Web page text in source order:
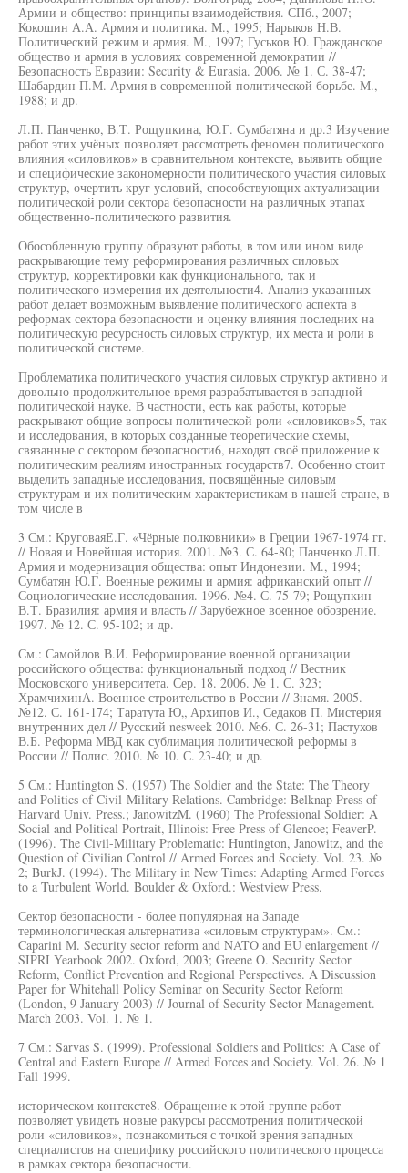
Армии и общество: принципы взаимодействия. СПб., 2007;
Кокошин А.А. Армия и политика. М., 1995; Нарыков Н.В.
Политический режим и армия. М., 1997; Гуськов Ю. Гражданское
общество и армия в условиях современной демократии //
Безопасность Евразии: Security & Eurasia. 2006. № 1. С. 38-47;
Шабардин П.М. Армия в современной политической борьбе. М.,
1988; и др.
Л.П. Панченко, В.Т. Рощупкина, Ю.Г. Сумбатяна и др.3 Изучение
работ этих учёных позволяет рассмотреть феномен политического
влияния «силовиков» в сравнительном контексте, выявить общие
и специфические закономерности политического участия силовых
структур, очертить круг условий, способствующих актуализации
политической роли сектора безопасности на различных этапах
общественно-политического развития.
Обособленную группу образуют работы, в том или ином виде
раскрывающие тему реформирования различных силовых
структур, корректировки как функционального, так и
политического измерения их деятельности4. Анализ указанных
работ делает возможным выявление политического аспекта в
реформах сектора безопасности и оценку влияния последних на
политическую ресурсность силовых структур, их места и роли в
политической системе.
Проблематика политического участия силовых структур активно и
довольно продолжительное время разрабатывается в западной
политической науке. В частности, есть как работы, которые
раскрывают общие вопросы политической роли «силовиков»5, так
и исследования, в которых созданные теоретические схемы,
связанные с сектором безопасности6, находят своё приложение к
политическим реалиям иностранных государств7. Особенно стоит
выделить западные исследования, посвящённые силовым
структурам и их политическим характеристикам в нашей стране, в
том числе в
3 См.: КруговаяЕ.Г. «Чёрные полковники» в Греции 1967-1974 гг.
// Новая и Новейшая история. 2001. №3. С. 64-80; Панченко Л.П.
Армия и модернизация общества: опыт Индонезии. М., 1994;
Сумбатян Ю.Г. Военные режимы и армия: африканский опыт //
Социологические исследования. 1996. №4. С. 75-79; Рощупкин
В.Т. Бразилия: армия и власть // Зарубежное военное обозрение.
1997. № 12. С. 95-102; и др.
См.: Самойлов В.И. Реформирование военной организации
российского общества: функциональный подход // Вестник
Московского университета. Сер. 18. 2006. № 1. С. 323;
ХрамчихинА. Военное строительство в России // Знамя. 2005.
№12. С. 161-174; Таратута Ю„ Архипов И., Седаков П. Мистерия
внутренних дел // Русский nesweek 2010. №6. С. 26-31; Пастухов
В.Б. Реформа МВД как сублимация политической реформы в
России // Полис. 2010. № 10. С. 23-40; и др.
5 См.: Huntington S. (1957) The Soldier and the State: The Theory
and Politics of Civil-Military Relations. Cambridge: Belknap Press of
Harvard Univ. Press.; JanowitzM. (1960) The Professional Soldier: A
Social and Political Portrait, Illinois: Free Press of Glencoe; FeaverP.
(1996). The Civil-Military Problematic: Huntington, Janowitz, and the
Question of Civilian Control // Armed Forces and Society. Vol. 23. №
2; BurkJ. (1994). The Military in New Times: Adapting Armed Forces
to a Turbulent World. Boulder & Oxford.: Westview Press.
Сектор безопасности - более популярная на Западе
терминологическая альтернатива «силовым структурам». См.:
Caparini М. Security sector reform and NATO and EU enlargement //
SIPRI Yearbook 2002. Oxford, 2003; Greene O. Security Sector
Reform, Conflict Prevention and Regional Perspectives. A Discussion
Paper for Whitehall Policy Seminar on Security Sector Reform
(London, 9 January 2003) // Journal of Security Sector Management.
March 2003. Vol. 1. № 1.
7 См.: Sarvas S. (1999). Professional Soldiers and Politics: A Case of
Central and Eastern Europe // Armed Forces and Society. Vol. 26. № 1
Fall 1999.
историческом контексте8. Обращение к этой группе работ
позволяет увидеть новые ракурсы рассмотрения политической
роли «силовиков», познакомиться с точкой зрения западных
специалистов на специфику российского политического процесса
в рамках сектора безопасности.